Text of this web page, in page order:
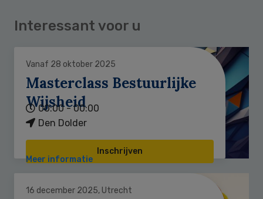
Interessant voor u
Vanaf 28 oktober 2025
Masterclass Bestuurlijke
Wijsheid
00:00 - 00:00
Den Dolder
Inschrijven
Meer informatie
16 december 2025, Utrecht